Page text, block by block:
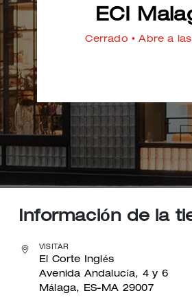
ECI
Cerrado • Abre a
Información de la
VISITAR
El Corte Inglés
Avenida Andalucía, 4 y 6
Málaga, ES-MA 29007